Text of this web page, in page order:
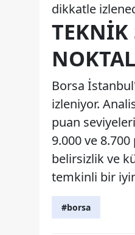
dikkatle
TEKNIK
Borsa
izleniyor.
puan
9.000 ve
belirsizlik ve
temkinli bir
#borsa